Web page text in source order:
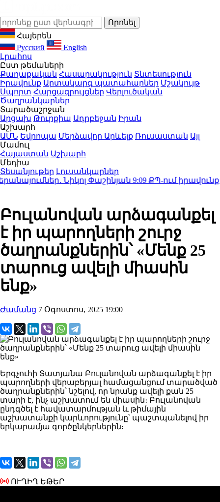
Հայերեն
Русский
English
Լրահոս
Ըստ թեմաների
Քաղաքական Հասարակություն Տնտեսություն
Իրավունք Արտակարգ պատահարներ Մշակույթ
Սպորտ Հարցազրույցներ Վերլուծական
Ծաղրանկարներ
Տարածաշրջան
Արցախ Թուրքիա Ադրբեջան Իրան
Աշխարհ
ԱՄՆ Եվրոպա Մերձավոր Արևելք Ռուսաստան Այլ
Մամուլ
Հայաստան Աշխարհ
Մեդիա
Տեսանյութեր Լուսանկարներ
Նիկոլ Փաշինյան9:09 ՔՊ-ում իրավունք
Բուլանովան արձագանքել
է իր պարողների շուրջ
ծաղրանքներին՝ «Մենք 25
տարուց ավելի միասին
ենք»
Ժամանց 7 Օգոստոս, 2025 19:00
Երգչուհի Տատյանա Բուլանովան արձագանքել է իր
պարողների վերաբերյալ համացանցում տարածված
ծաղրանքներին՝ նշելով, որ նրանք ավելի քան 25
տարի է, ինչ աշխատում են միասին։ Բուլանովան
ընդգծել է հավատարմության և թիմային
աշխատանքի կարևորությունը՝ պաշտպանելով իր
երկարամյա գործընկերներին։
ՈՒՂԻՂ ԵԹԵՐ